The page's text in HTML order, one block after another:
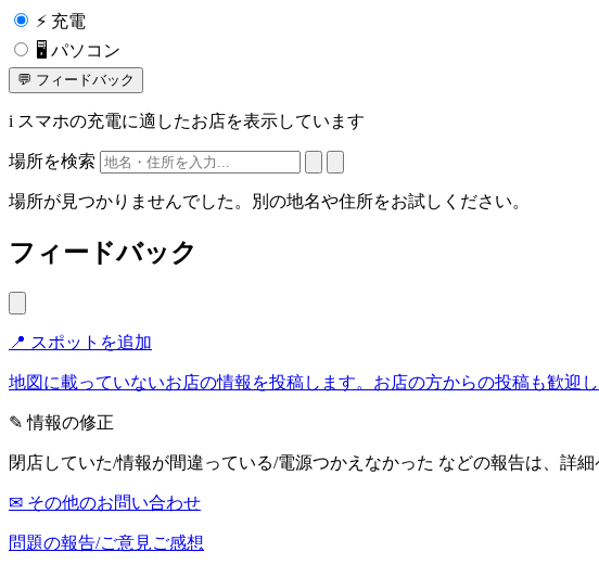
⚡ 充電
🖥️ パソコン
💬 フィードバック
i スマホの充電に適したお店を表示しています
場所を検索
場所が見つかりませんでした。別の地名や住所をお試しください。
フィードバック
📍 スポットを追加
地図に載っていないお店の情報を投稿します。お店の方からの投稿も歓迎
✎ 情報の修正
閉店していた/情報が間違っている/電源つかえなかった などの報告は、詳
✉ その他のお問い合わせ
問題の報告/ご意見ご感想